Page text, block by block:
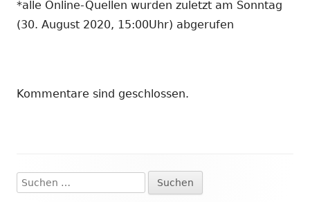
*alle Online-Quellen wurden zuletzt am Sonntag
(30. August 2020, 15:00Uhr) abgerufen
Kommentare sind geschlossen.
Haupt-
Suchen
nach: